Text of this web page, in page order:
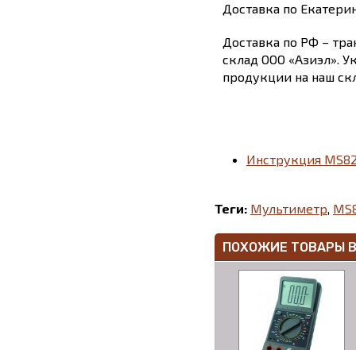
Доставка по
Доставка по РФ –
склад ООО «Азиэл».
продукции на наш
Инструкция
Теги: Мультиметр,
ПОХОЖИЕ ТОВАРЫ